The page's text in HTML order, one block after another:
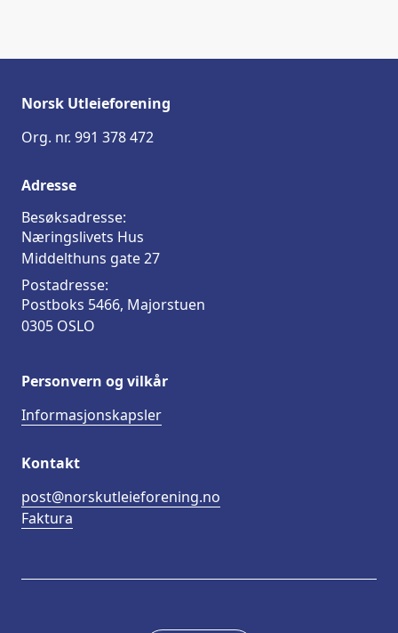
Norsk Utleieforening
Org. nr. 991 378 472
Adresse
Besøksadresse:
Næringslivets Hus
Middelthuns gate 27
Postadresse:
Postboks 5466, Majorstuen
0305 OSLO
Personvern og vilkår
Informasjonskapsler
Kontakt
post@norskutleieforening.no
Faktura